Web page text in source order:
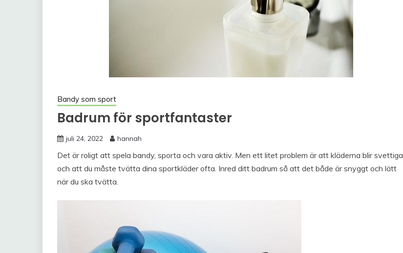
Bandy som sport
Badrum för sportfantaster
juli 24, 2022 hannah
Det är roligt att spela bandy, sporta och vara aktiv. Men ett litet problem är att kläderna blir svettiga
och att du måste tvätta dina sportkläder ofta. Inred ditt badrum så att det både är snyggt och lätt
när du ska tvätta.